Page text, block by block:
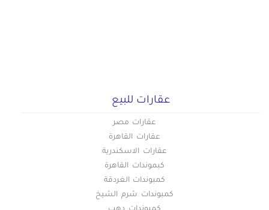
عقارات للبيع
عقارات مصر
عقارات القاهرة
عقارات الاسكندرية
كبموندات القاهرة
كمبوندات الغردقة
كمبوندات شرم الشيخ